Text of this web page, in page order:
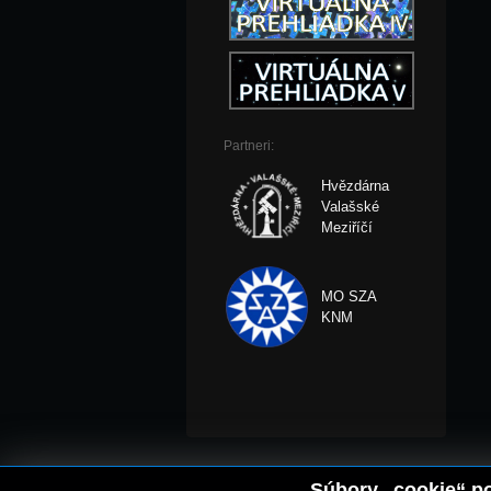
Partneri:
Hvězdárna
Valašské
Meziříčí
MO SZA
KNM